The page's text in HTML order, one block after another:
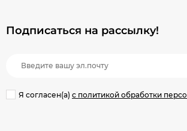
Подписаться на рассылкy!
Я согласен(a) с политикой обработки